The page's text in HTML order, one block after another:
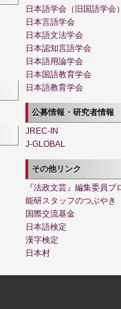
日本語学会（旧国語学会）
日本言語学会
日本語文法学会
日本認知言語学会
日本語用論学会
日本国語教育学会
日本語教育学会
公募情報・研究者情報
JREC-IN
J-GLOBAL
その他リンク
『法政文芸』編集委員ブ
能研スタッフのつぶやき
国際交流基金
日本語検定
漢字検定
日本村